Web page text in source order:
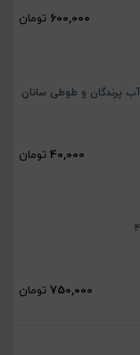
600,000 تومان
40,000تومان
750,000تومان